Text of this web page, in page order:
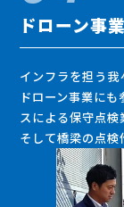
ドローン事業
インフラを担う我
ドローン事業に
スによる保守点検
そして橋梁の点検